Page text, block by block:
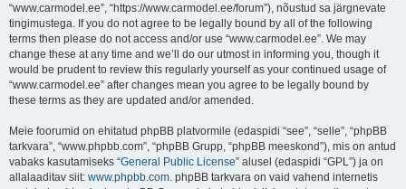
“www.carmodel.ee”, “https://www.carmodel.ee/forum”), nõustud sa järgnevate
tingimustega. If you do not agree to be legally bound by all of the following
terms then please do not access and/or use “www.carmodel.ee”. We may
change these at any time and we’ll do our utmost in informing you, though it
would be prudent to review this regularly yourself as your continued usage of
“www.carmodel.ee” after changes mean you agree to be legally bound by
these terms as they are updated and/or amended.
Meie foorumid on ehitatud phpBB platvormile (edaspidi “see”, “selle”, “phpBB
tarkvara”, “www.phpbb.com”, “phpBB Grupp, “phpBB meeskond”), mis on antud
vabaks kasutamiseks “General Public License” alusel (edaspidi “GPL”) ja on
allalaaditav siit: www.phpbb.com. phpBB tarkvara on vaid vahend internetis